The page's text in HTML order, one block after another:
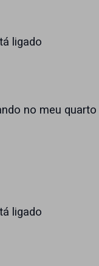
ligado
no meu quarto
ligado